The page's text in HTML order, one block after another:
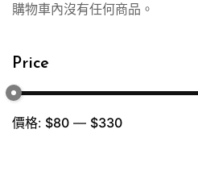
購物車內沒有任何商品。
Price
價格: $80 — $330